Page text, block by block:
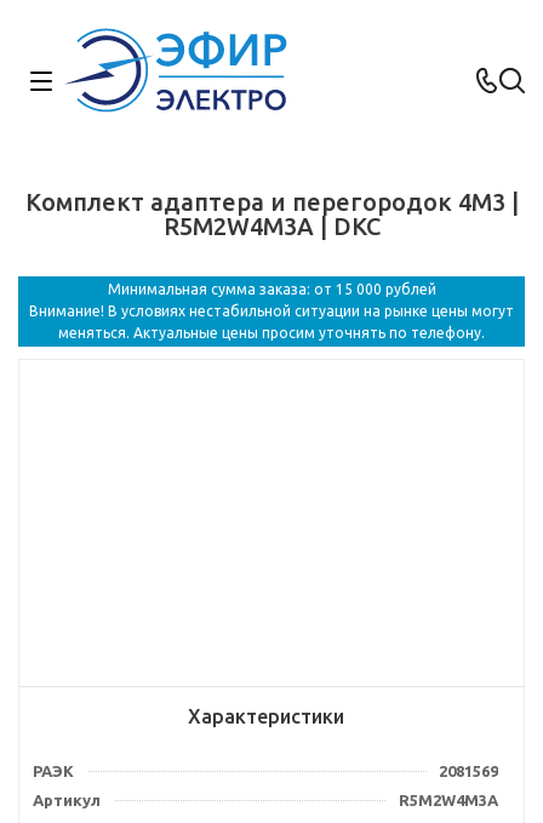
Комплект адаптера и перегородок 4M3 |
R5M2W4M3A | DKC
Минимальная сумма заказа: от 15 000 рублей
Внимание! В условиях нестабильной ситуации на рынке цены могут
меняться. Актуальные цены просим уточнять по телефону.
Характеристики
РАЭК
2081569
Артикул
R5M2W4M3A